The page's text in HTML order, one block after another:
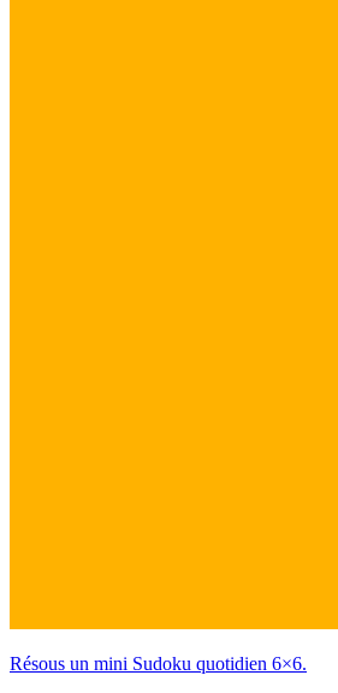
Résous un mini Sudoku quotidien 6×6.